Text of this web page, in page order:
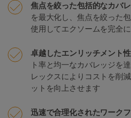
焦点を絞った包括的なカバ
を最大化し、焦点を絞った
使用してエクソームを完全
卓越したエンリッチメント
ト率と均一なカバレッジを
レックスによりコストを削
ットを向上させます
迅速で合理化されたワーク